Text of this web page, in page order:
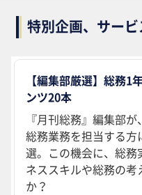
特別企画、サービ
【編集部厳選】総務1
ンツ20本
『月刊総務』編集部
総務業務を担当する
選。この機会に、総
ネススキルや総務の
か？